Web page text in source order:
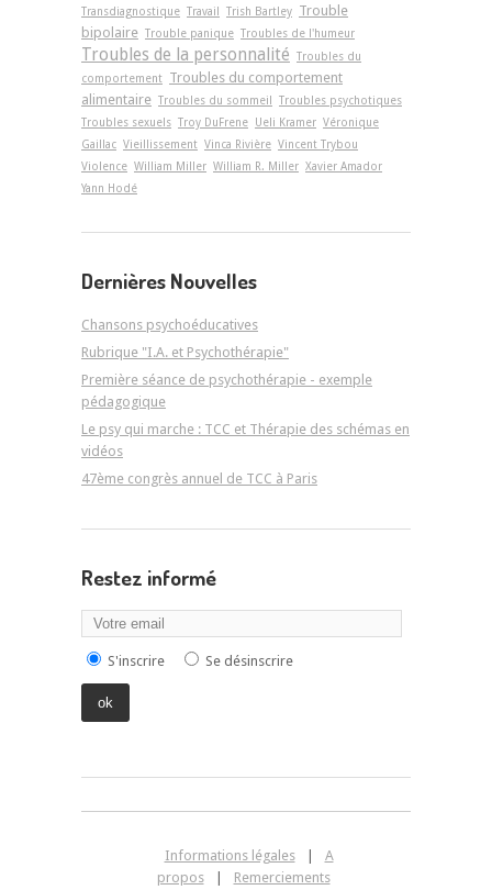
Transdiagnostique Travail Trish Bartley Trouble
bipolaire Trouble panique Troubles de l'humeur
Troubles de la personnalité Troubles du
comportement Troubles du comportement
alimentaire Troubles du sommeil
Troubles psychotiques
Troubles sexuels Troy DuFrene Ueli Kramer Véronique
Gaillac Vieillissement Vinca Rivière Vincent Trybou
Violence William Miller William R. Miller Xavier Amador
Yann Hodé
Dernières Nouvelles
Chansons psychoéducatives
Rubrique "I.A. et Psychothérapie"
Première séance de psychothérapie - exemple
pédagogique
Le psy qui marche : TCC et Thérapie des schémas en
vidéos
47ème congrès annuel de TCC à Paris
Restez informé
S'inscrire Se désinscrire
Informations légales
A
propos
Remerciements